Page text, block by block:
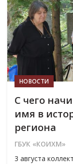
НОВОСТИ
С чего
имя в
региона
ГБУК «КОИХМ»
3 августа